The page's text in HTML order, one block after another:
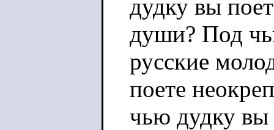
дудку вы
души? Под
русские
поете
чью дудку вы